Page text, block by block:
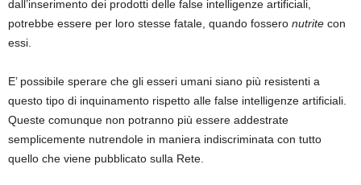
dall’inserimento dei prodotti delle false intelligenze artificiali,
potrebbe essere per loro stesse fatale, quando fossero nutrite con
essi.
E’ possibile sperare che gli esseri umani siano più resistenti a
questo tipo di inquinamento rispetto alle false intelligenze artificiali.
Queste comunque non potranno più essere addestrate
semplicemente nutrendole in maniera indiscriminata con tutto
quello che viene pubblicato sulla Rete.